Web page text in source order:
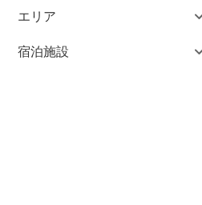
エリア
宿泊施設